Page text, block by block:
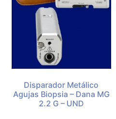
Disparador Metálico
Agujas Biopsia – Dana MG
2.2 G – UND